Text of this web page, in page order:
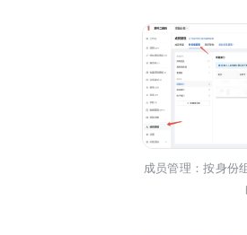
成员管理：按身份